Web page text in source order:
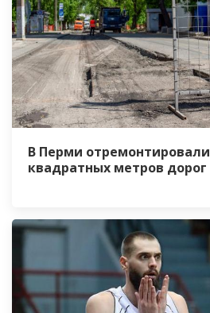
В Перми
квадратных метров дорог